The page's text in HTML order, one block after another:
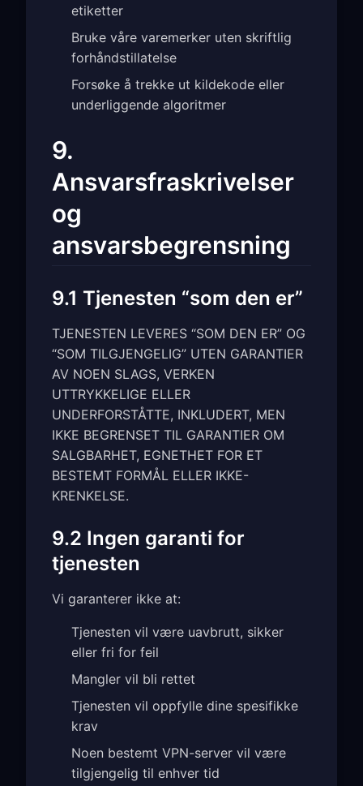
etiketter
Bruke våre varemerker uten skriftlig
forhåndstillatelse
Forsøke å trekke ut kildekode eller
underliggende algoritmer
9.
Ansvarsfraskrivelser
og
ansvarsbegrensning
9.1 Tjenesten “som den er”
TJENESTEN LEVERES “SOM DEN ER” OG
“SOM TILGJENGELIG” UTEN GARANTIER
AV NOEN SLAGS, VERKEN
UTTRYKKELIGE ELLER
UNDERFORSTÅTTE, INKLUDERT, MEN
IKKE BEGRENSET TIL GARANTIER OM
SALGBARHET, EGNETHET FOR ET
BESTEMT FORMÅL ELLER IKKE-
KRENKELSE.
9.2 Ingen garanti for
tjenesten
Vi garanterer ikke at:
Tjenesten vil være uavbrutt, sikker
eller fri for feil
Mangler vil bli rettet
Tjenesten vil oppfylle dine spesifikke
krav
Noen bestemt VPN-server vil være
tilgjengelig til enhver tid